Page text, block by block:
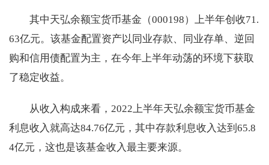
其中天弘余额宝货币基金（000198）上半年创收71.
63亿元。该基金配置资产以同业存款、同业存单、逆回
购和信用债配置为主，在今年上半年动荡的环境下获取
了稳定收益。
从收入构成来看，2022上半年天弘余额宝货币基金
利息收入就高达84.76亿元，其中存款利息收入达到65.8
4亿元，这也是该基金收入最主要来源。